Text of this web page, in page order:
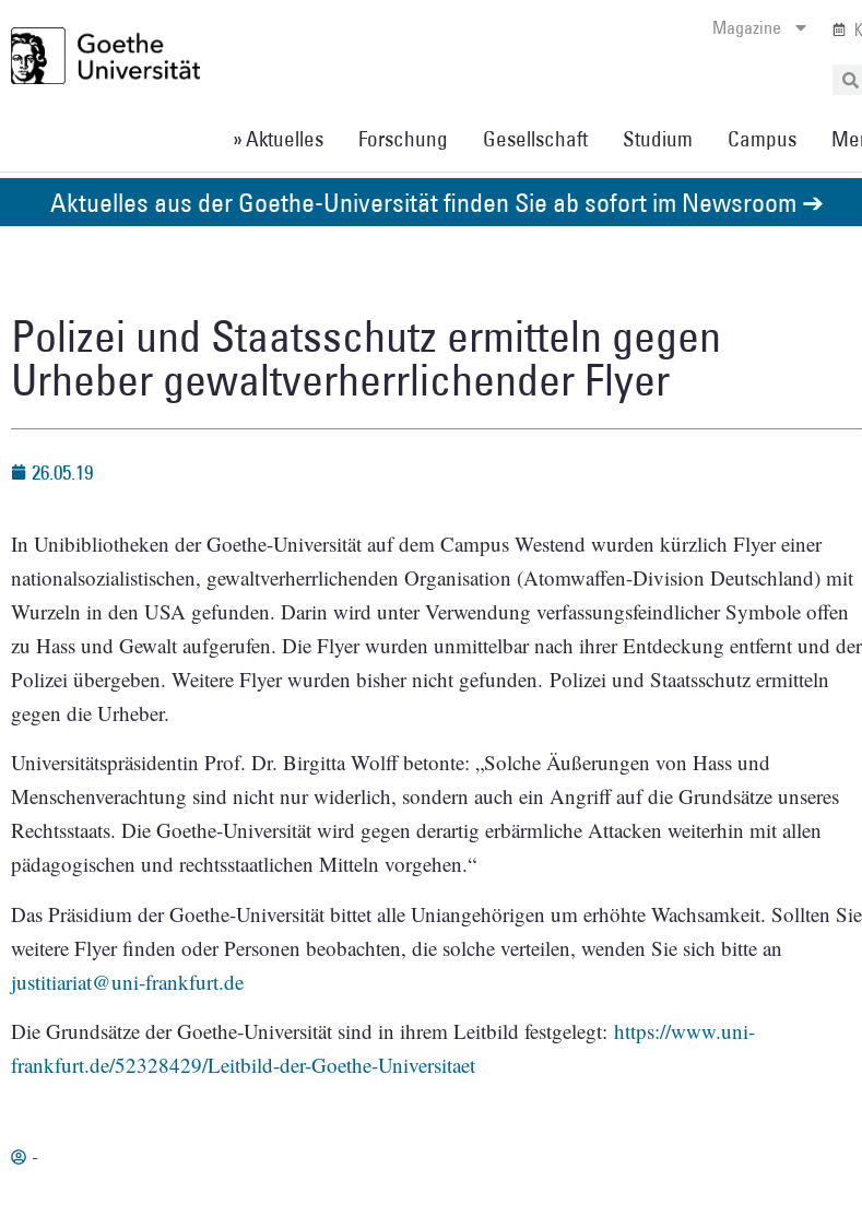
Magazine
» Aktuelles Forschung Gesellschaft Studium Campus
Aktuelles aus der Goethe-Universität finden Sie ab sofort im Newsroom ➔
Polizei und Staatsschutz ermitteln gegen
Urheber gewaltverherrlichender Flyer
26.05.19
In Unibibliotheken der Goethe-Universität auf dem Campus Westend wurden kürzlich Flyer einer
nationalsozialistischen, gewaltverherrlichenden Organisation (Atomwaffen-Division Deutschland) mit
Wurzeln in den USA gefunden. Darin wird unter Verwendung verfassungsfeindlicher Symbole offen
zu Hass und Gewalt aufgerufen. Die Flyer wurden unmittelbar nach ihrer Entdeckung entfernt und der
Polizei übergeben. Weitere Flyer wurden bisher nicht gefunden. Polizei und Staatsschutz ermitteln
gegen die Urheber.
Universitätspräsidentin Prof. Dr. Birgitta Wolff betonte: „Solche Äußerungen von Hass und
Menschenverachtung sind nicht nur widerlich, sondern auch ein Angriff auf die Grundsätze unseres
Rechtsstaats. Die Goethe-Universität wird gegen derartig erbärmliche Attacken weiterhin mit allen
pädagogischen und rechtsstaatlichen Mitteln vorgehen.“
Das Präsidium der Goethe-Universität bittet alle Uniangehörigen um erhöhte Wachsamkeit. Sollten Sie
weitere Flyer finden oder Personen beobachten, die solche verteilen, wenden Sie sich bitte an
justitiariat@uni-frankfurt.de
Die Grundsätze der Goethe-Universität sind in ihrem Leitbild festgelegt: https://www.uni-
frankfurt.de/52328429/Leitbild-der-Goethe-Universitaet
-